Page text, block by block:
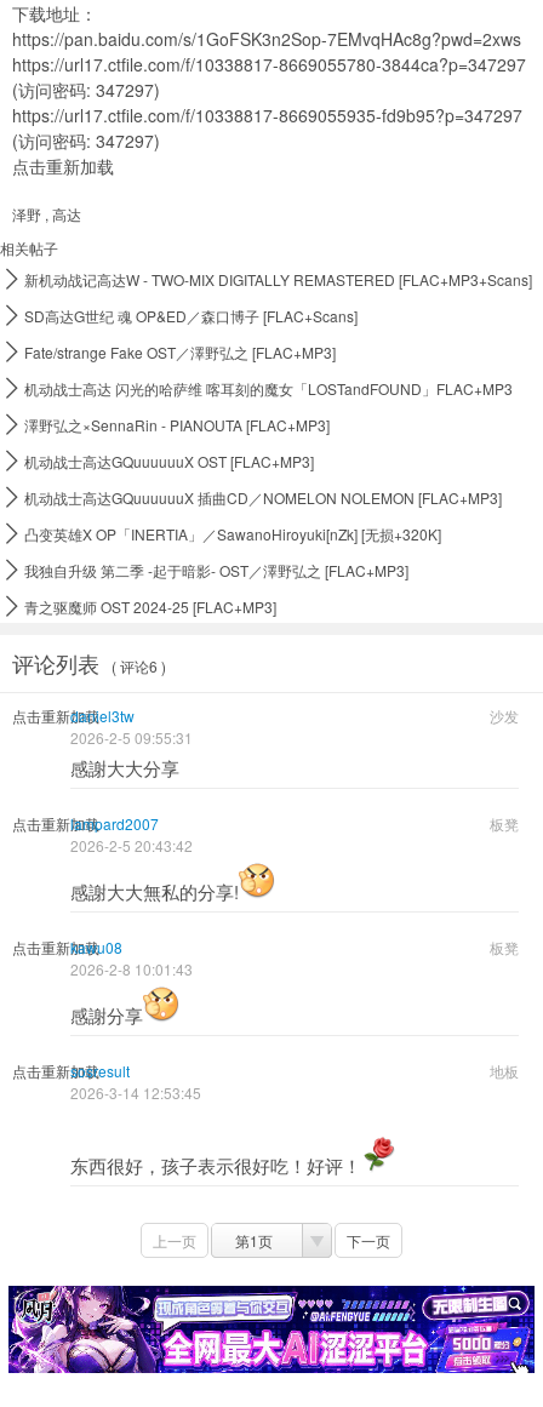
下载地址：
https://pan.baidu.com/s/1GoFSK3n2Sop-7EMvqHAc8g?pwd=2xws
https://url17.ctfile.com/f/10338817-8669055780-3844ca?p=347297
(访问密码: 347297)
https://url17.ctfile.com/f/10338817-8669055935-fd9b95?p=347297
(访问密码: 347297)
点击重新加载
泽野 , 高达
相关帖子
 新机动战记高达W - TWO-MIX DIGITALLY REMASTERED [FLAC+MP3+Scans]
 SD高达G世纪 魂 OP&ED／森口博子 [FLAC+Scans]
 Fate/strange Fake OST／澤野弘之 [FLAC+MP3]
 机动战士高达 闪光的哈萨维 喀耳刻的魔女「LOSTandFOUND」FLAC+MP3
 澤野弘之×SennaRin - PIANOUTA [FLAC+MP3]
 机动战士高达GQuuuuuuX OST [FLAC+MP3]
 机动战士高达GQuuuuuuX 插曲CD／NOMELON NOLEMON [FLAC+MP3]
 凸变英雄X OP「INERTIA」／SawanoHiroyuki[nZk] [无损+320K]
 我独自升级 第二季 -起于暗影- OST／澤野弘之 [FLAC+MP3]
 青之驱魔师 OST 2024-25 [FLAC+MP3]
评论列表 ( 评论6 )
点击重新加载 沙发
daniel3tw
2026-2-5 09:55:31
感謝大大分享
点击重新加载 板凳
lampard2007
2026-2-5 20:43:42
感謝大大無私的分享!
点击重新加载 板凳
kawu08
2026-2-8 10:01:43
感謝分享
点击重新加载 地板
sosresult
2026-3-14 12:53:45
东西很好，孩子表示很好吃！好评！
上一页 第1页 下一页